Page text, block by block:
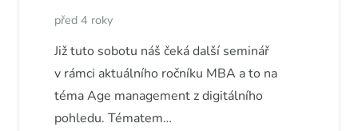
před 4 roky
Již tuto sobotu náš čeká další seminář
v rámci aktuálního ročníku MBA a to na
téma Age management z digitálního
pohledu. Tématem…